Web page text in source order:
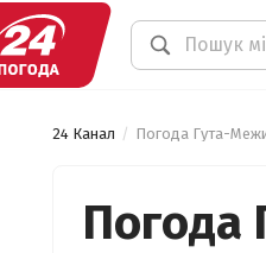
24 Канал Погода Гута-
Погода